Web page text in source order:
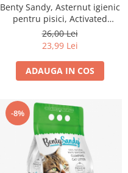
Benty Sandy, Asternut igienic
pentru pisici, Activated
Carbon, 5l
26,00 Lei
23,99 Lei
ADAUGA IN COS
-8%